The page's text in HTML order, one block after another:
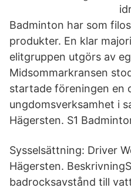
Badminton har som
produkter. En klar
elitgruppen utgörs av
Midsommarkransen
startade föreningen en
ungdomsverksamhet i
Hägersten. S1
Sysselsättning: Driver
Hägersten.
badrocksavstånd till